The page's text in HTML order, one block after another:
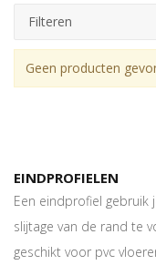
Filteren
Geen producten
EINDPROFIELEN
Een eindprofiel gebruik
slijtage van de rand te
geschikt voor pvc